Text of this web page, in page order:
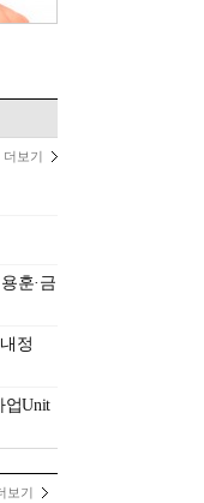
더보기
훈·금
정
업Unit
보기